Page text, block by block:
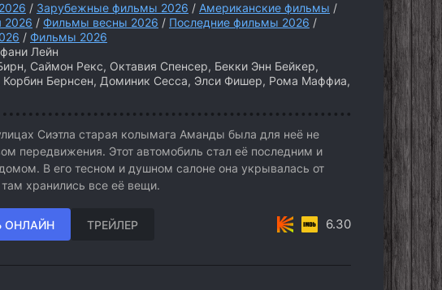
/ Зарубежные фильмы 2026 / Американские фильмы /
2026 / Фильмы весны 2026 / Последние фильмы 2026 /
/ Фильмы 2026
Лейн
Саймон Рекс, Октавия Спенсер, Бекки Энн Бейкер,
Корбин Бернсен, Доминик Сесса, Элси Фишер, Рома Маффиа,
Сиэтла старая колымага Аманды была для неё не
передвижения. Этот автомобиль стал её последним и
В его тесном и душном салоне она укрывалась от
хранились все её вещи.
ОНЛАЙН ТРЕЙЛЕР 6.30